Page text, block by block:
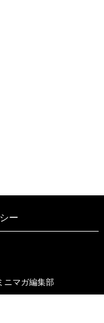
ー
マガ編集部